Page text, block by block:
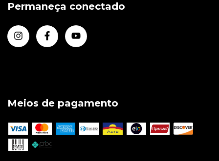
Permaneça conectado
Meios de pagamento